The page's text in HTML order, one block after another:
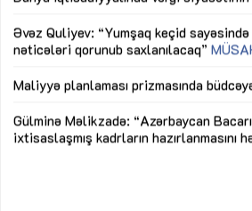
Əvəz Quliyev: “Yumşaq keçid sayəsində
nəticələri qorunub saxlanılacaq”
Maliyyə planlaması prizmasında büdcəyə
Gülminə Məlikzadə: “Azərbaycan
ixtisaslaşmış kadrların hazırlanmasını